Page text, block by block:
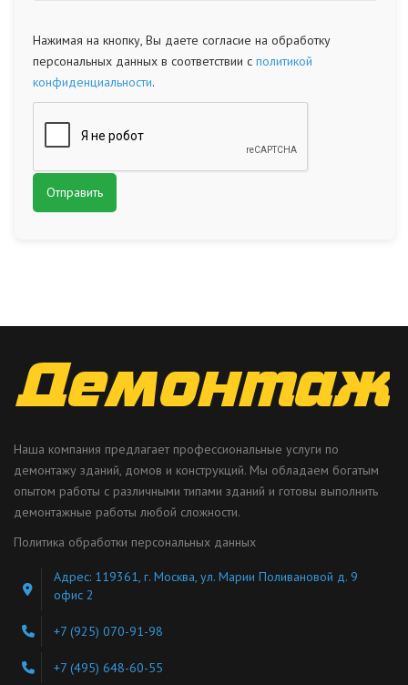
Нажимая на кнопку, Вы даете согласие на обработку
персональных данных в соответствии с политикой
конфиденциальности.
Наша компания предлагает профессиональные услуги по
демонтажу зданий, домов и конструкций. Мы обладаем богатым
опытом работы с различными типами зданий и готовы выполнить
демонтажные работы любой сложности.
Политика обработки персональных данных
Адрес: 119361, г. Москва, ул. Марии Поливановой д. 9
офис 2
+7 (925) 070-91-98
+7 (495) 648-60-55